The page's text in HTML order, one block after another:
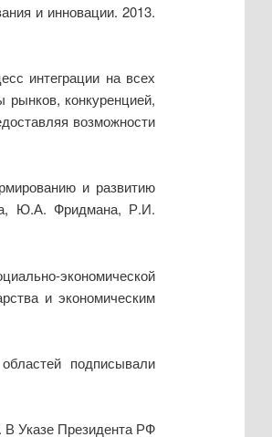
и инновации. 2013.
интеграции на всех
конкуренцией,
возможности
и развитию
Ю.А. Фридмана, Р.И.
экономической
и экономическим
подписывали
В Указе Президента РФ